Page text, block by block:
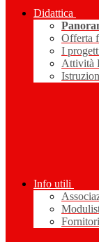
Didattica
Offerta
I
Attività
Info utili
Fornitori